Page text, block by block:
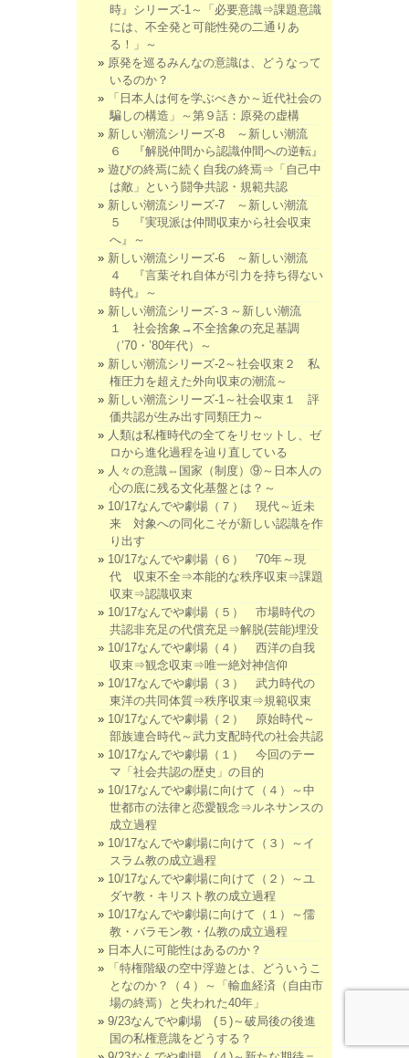
時』シリーズ-1～「必要意識⇒課題意識
には、不全発と可能性発の二通りあ
る！」～
原発を巡るみんなの意識は、どうなって
いるのか？
「日本人は何を学ぶべきか～近代社会の
騙しの構造」～第９話：原発の虚構
新しい潮流シリーズ-8 ～新しい潮流
６ 『解脱仲間から認識仲間への逆転』
遊びの終焉に続く自我の終焉⇒「自己中
は敵」という闘争共認・規範共認
新しい潮流シリーズ-7 ～新しい潮流
５ 『実現派は仲間収束から社会収束
へ』～
新しい潮流シリーズ-6 ～新しい潮流
４ 『言葉それ自体が引力を持ち得ない
時代』～
新しい潮流シリーズ-３～新しい潮流
１ 社会捨象→不全捨象の充足基調
（’70・’80年代）～
新しい潮流シリーズ-2～社会収束２ 私
権圧力を超えた外向収束の潮流～
新しい潮流シリーズ-1～社会収束１ 評
価共認が生み出す同類圧力～
人類は私権時代の全てをリセットし、ゼ
ロから進化過程を辿り直している
人々の意識⇔国家（制度）⑨～日本人の
心の底に残る文化基盤とは？～
10/17なんでや劇場（７） 現代～近未
来 対象への同化こそが新しい認識を作
り出す
10/17なんでや劇場（６） '70年～現
代 収束不全⇒本能的な秩序収束⇒課題
収束⇒認識収束
10/17なんでや劇場（５） 市場時代の
共認非充足の代償充足⇒解脱(芸能)埋没
10/17なんでや劇場（４） 西洋の自我
収束⇒観念収束⇒唯一絶対神信仰
10/17なんでや劇場（３） 武力時代の
東洋の共同体質⇒秩序収束⇒規範収束
10/17なんでや劇場（２） 原始時代～
部族連合時代～武力支配時代の社会共認
10/17なんでや劇場（１） 今回のテー
マ「社会共認の歴史」の目的
10/17なんでや劇場に向けて（４）～中
世都市の法律と恋愛観念⇒ルネサンスの
成立過程
10/17なんでや劇場に向けて（３）～イ
スラム教の成立過程
10/17なんでや劇場に向けて（２）～ユ
ダヤ教・キリスト教の成立過程
10/17なんでや劇場に向けて（１）～儒
教・バラモン教・仏教の成立過程
日本人に可能性はあるのか？
「特権階級の空中浮遊とは、どういうこ
となのか？（４）～「輸血経済（自由市
場の終焉）と失われた40年」
9/23なんでや劇場 (５)～破局後の後進
国の私権意識をどうする？